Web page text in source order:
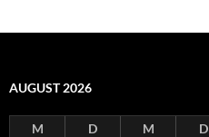
AUGUST 2026
M D M D